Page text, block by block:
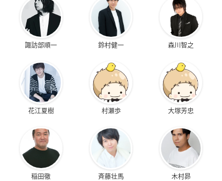
諏訪部順一 鈴村健一 森川智之
花江夏樹 村瀬歩 大塚芳忠
稲田徹 斉藤壮馬 木村昴